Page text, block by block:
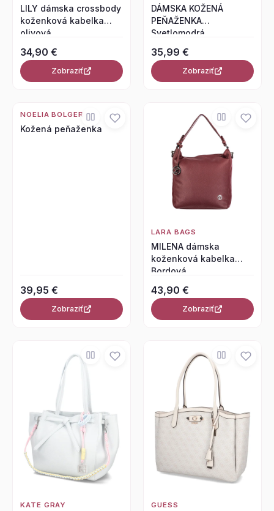
LILY dámska crossbody
koženková kabelka
olivová
34,90 €
Zobraziť
DÁMSKA KOŽENÁ
PEŇAŽENKA
Svetlomodrá
35,99 €
Zobraziť
NOELIA BOLGER
Kožená peňaženka
39,95 €
Zobraziť
LARA BAGS
MILENA dámska
koženková kabelka
Bordová
43,90 €
Zobraziť
KATE GRAY GUESS